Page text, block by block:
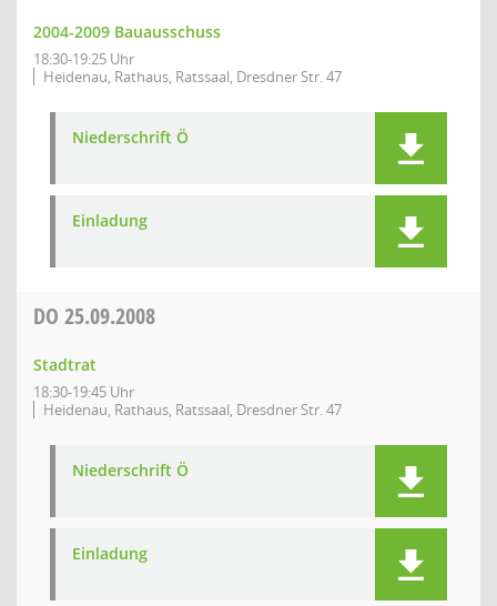
2004-2009 Bauausschuss
18:30-19:25 Uhr
Heidenau, Rathaus, Ratssaal, Dresdner Str. 47
Niederschrift Ö
Einladung
DO 25.09.2008
Stadtrat
18:30-19:45 Uhr
Heidenau, Rathaus, Ratssaal, Dresdner Str. 47
Niederschrift Ö
Einladung